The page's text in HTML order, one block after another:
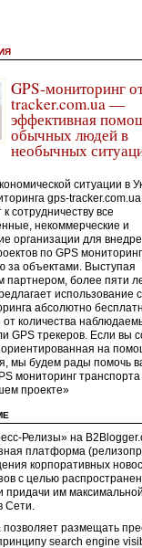
GPS-мониторинг
tracker.com.ua —
эффективная
обычных людей в
необычных
ситуации в
gps-tracker.com.ua
сотрудничеству все
некоммерческие и
организации для
по GPS
за объектами. Выступая
партнером, более пяти
использование
абсолютно
от количества
GPS трекеров. Если вы
на
мы будем рады помочь
мониторинг
проекте»
Релизы» на
платформа
корпоративных
с целью
придачи им
Сети.
размещать
search engine